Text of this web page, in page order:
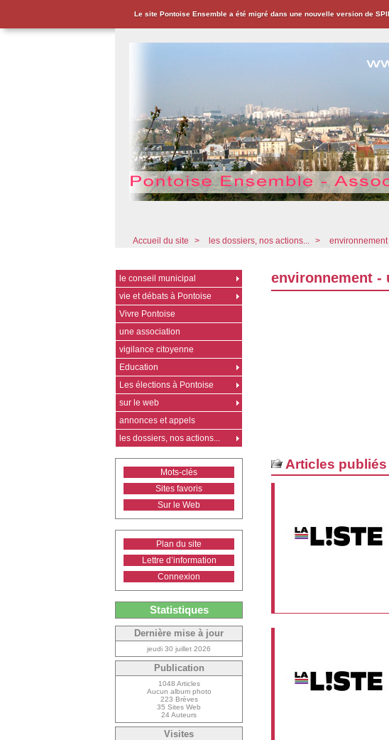
Le site Pontoise Ensemble a été migré dans une nouvelle version de
Accueil du site > les dossiers, nos actions... >
environnement -
Articles
le conseil municipal
vie et débats à Pontoise
Vivre Pontoise
une association
vigilance citoyenne
Education
Les élections à Pontoise
sur le web
annonces et appels
les dossiers, nos actions...
Mots-clés
Sites favoris
Sur le Web
Plan du site
Lettre d’information
Connexion
Statistiques
Dernière mise à jour
jeudi 30 juillet 2026
Publication
1048 Articles
Aucun album photo
223 Brèves
35 Sites Web
24 Auteurs
Visites